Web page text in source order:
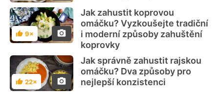
Hodnocení
9×
Jak zahustit koprovou
omáčku? Vyzkoušejte tradiční
i moderní způsoby zahuštění
koprovky
Hodnocení
22×
Jak správně zahustit rajskou
omáčku? Dva způsoby pro
nejlepší konzistenci